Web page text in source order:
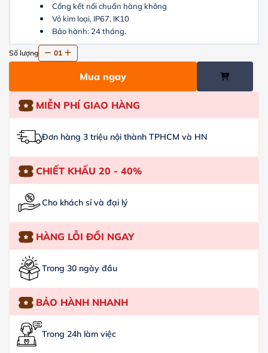
Cổng kết nối chuẩn hàng không
Vỏ kim loại, IP67, IK10
Bảo hành: 24 tháng.
Số lượng 01
Mua ngay
MIỄN PHÍ GIAO HÀNG
Đơn hàng 3 triệu nội thành TPHCM và HN
CHIẾT KHẤU 20 - 40%
Cho khách sỉ và đại lý
HÀNG LỖI ĐỔI NGAY
Trong 30 ngày đầu
BẢO HÀNH NHANH
Trong 24h làm việc